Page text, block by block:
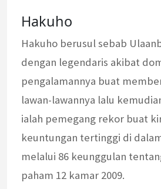
Hakuho
Hakuho berusul sebab
dengan legendaris akibat
pengalamannya buat
lawan-lawannya lalu
ialah pemegang rekor buat
keuntungan tertinggi di
melalui 86 keunggulan
paham 12 kamar 2009.